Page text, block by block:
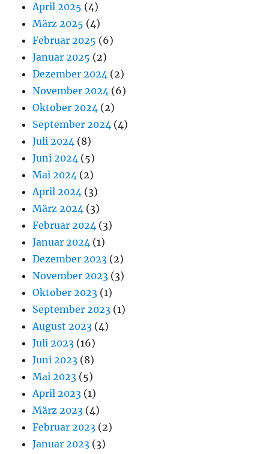
April 2025 (4)
März 2025 (4)
Februar 2025 (6)
Januar 2025 (2)
Dezember 2024 (2)
November 2024 (6)
Oktober 2024 (2)
September 2024 (4)
Juli 2024 (8)
Juni 2024 (5)
Mai 2024 (2)
April 2024 (3)
März 2024 (3)
Februar 2024 (3)
Januar 2024 (1)
Dezember 2023 (2)
November 2023 (3)
Oktober 2023 (1)
September 2023 (1)
August 2023 (4)
Juli 2023 (16)
Juni 2023 (8)
Mai 2023 (5)
April 2023 (1)
März 2023 (4)
Februar 2023 (2)
Januar 2023 (3)